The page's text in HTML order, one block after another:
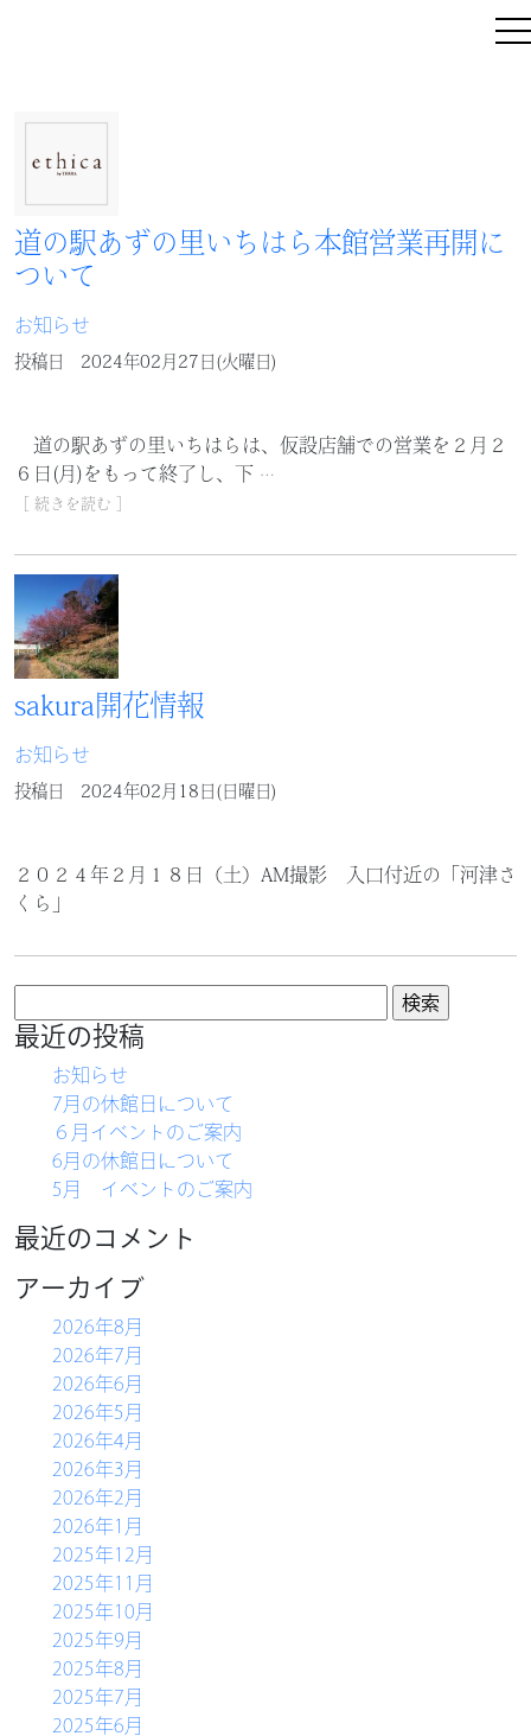
HOME
農産物直売所
バーベキュー
物産コーナー
軽食コーナー
別館ふるさとハウス
ベーカリー＆カフェ
道の駅あずの里いちはら本館営業再開に
ついて
お知らせ
投稿日 2024年02月27日(火曜日)
道の駅あずの里いちはらは、仮設店舗での営業を２月２
６日(月)をもって終了し、下
…
［ 続きを読む ］
sakura開花情報
お知らせ
投稿日 2024年02月18日(日曜日)
２０２４年２月１８日（土）AM撮影 入口付近の「河津さ
くら」
索:
最近の投稿
お知らせ
7月の休館日について
６月イベントのご案内
6月の休館日について
5月 イベントのご案内
最近のコメント
アーカイブ
2026年8月
2026年7月
2026年6月
2026年5月
2026年4月
2026年3月
2026年2月
2026年1月
2025年12月
2025年11月
2025年10月
2025年9月
2025年8月
2025年7月
2025年6月